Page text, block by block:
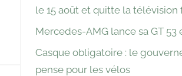
le 15 août et quitte la télévision
Mercedes-AMG lance sa GT
Casque obligatoire : le
pense pour les vélos